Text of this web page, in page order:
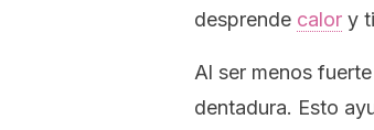
desprende calor y
Al ser menos
dentadura. Esto